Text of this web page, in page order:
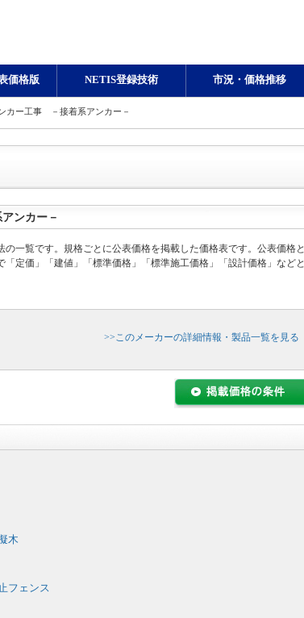
価格版 NETIS登録技術 市況・価格推移
カー工事 －接着系アンカー－
ンカー－
一覧です。規格ごとに公表価格を掲載した価格表です。公表価格と
定価」「建値」「標準価格」「標準施工価格」「設計価格」などと
>>このメーカーの詳細情報・製品一覧を見る
木
フェンス